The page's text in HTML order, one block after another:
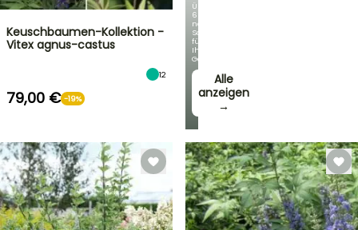
Über
60
neue
Sorten
für
Ihren
Garten!
Alle
anzeigen
→
Keuschbaumen-Kollektion -
Vitex agnus-castus
12
79,00 € -19%